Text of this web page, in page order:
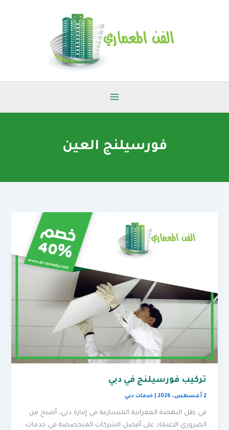
فورسيلنج العين
تركيب فورسيلنج في دبي
2 أغسطس، 2026 |خدمات دبي
في ظل النهضة العمرانية المتسارعة في إمارة دبي، أصبح من
الضروري الاعتماد على أفضل الشركات المتخصصة في خدمات